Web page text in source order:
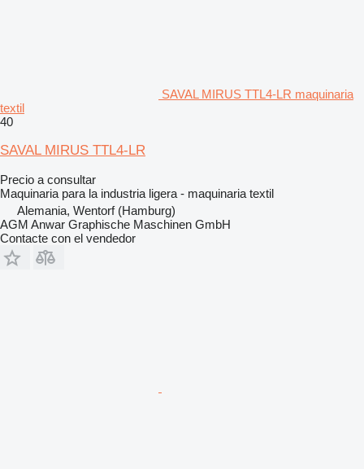
SAVAL MIRUS TTL4-LR maquinaria
textil
40
SAVAL MIRUS TTL4-LR
Precio a consultar
Maquinaria para la industria ligera - maquinaria textil
Alemania, Wentorf (Hamburg)
AGM Anwar Graphische Maschinen GmbH
Contacte con el vendedor